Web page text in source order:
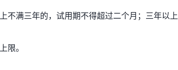
不满三年的，试用期不得超过二个月；三年以上
限。